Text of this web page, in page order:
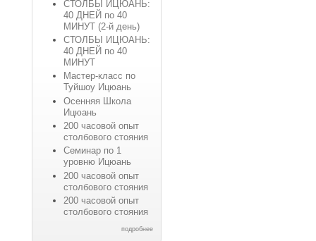
СТОЛБЫ ИЦЮАНЬ:
40 ДНЕЙ по 40
МИНУТ (2-й день)
СТОЛБЫ ИЦЮАНЬ:
40 ДНЕЙ по 40
МИНУТ
Мастер-класс по
Туйшоу Ицюань
Осенняя Школа
Ицюань
200 часовой опыт
столбового стояния
Семинар по 1
уровню Ицюань
200 часовой опыт
столбового стояния
200 часовой опыт
столбового стояния
подробнее